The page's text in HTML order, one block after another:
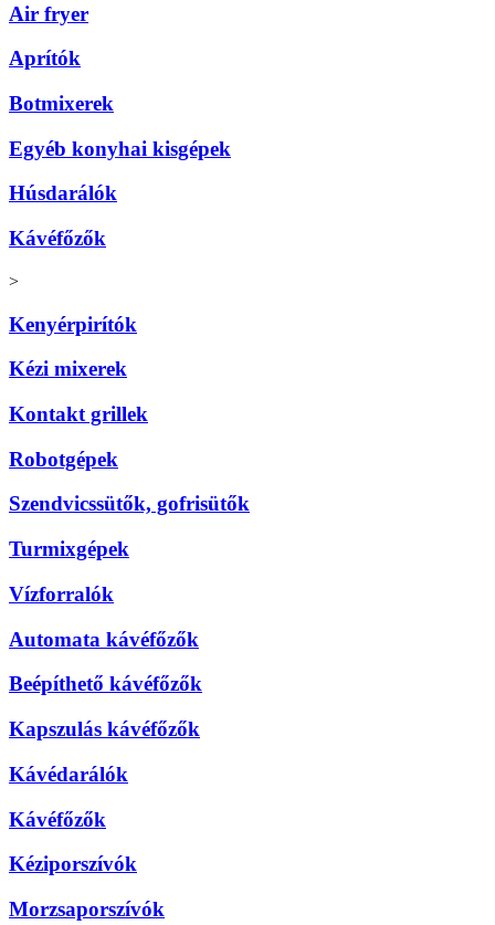
Air fryer
Aprítók
Botmixerek
Egyéb konyhai kisgépek
Húsdarálók
Kávéfőzők
>
Kenyérpirítók
Kézi mixerek
Kontakt grillek
Robotgépek
Szendvicssütők, gofrisütők
Turmixgépek
Vízforralók
Automata kávéfőzők
Beépíthető kávéfőzők
Kapszulás kávéfőzők
Kávédarálók
Kávéfőzők
Kéziporszívók
Morzsaporszívók